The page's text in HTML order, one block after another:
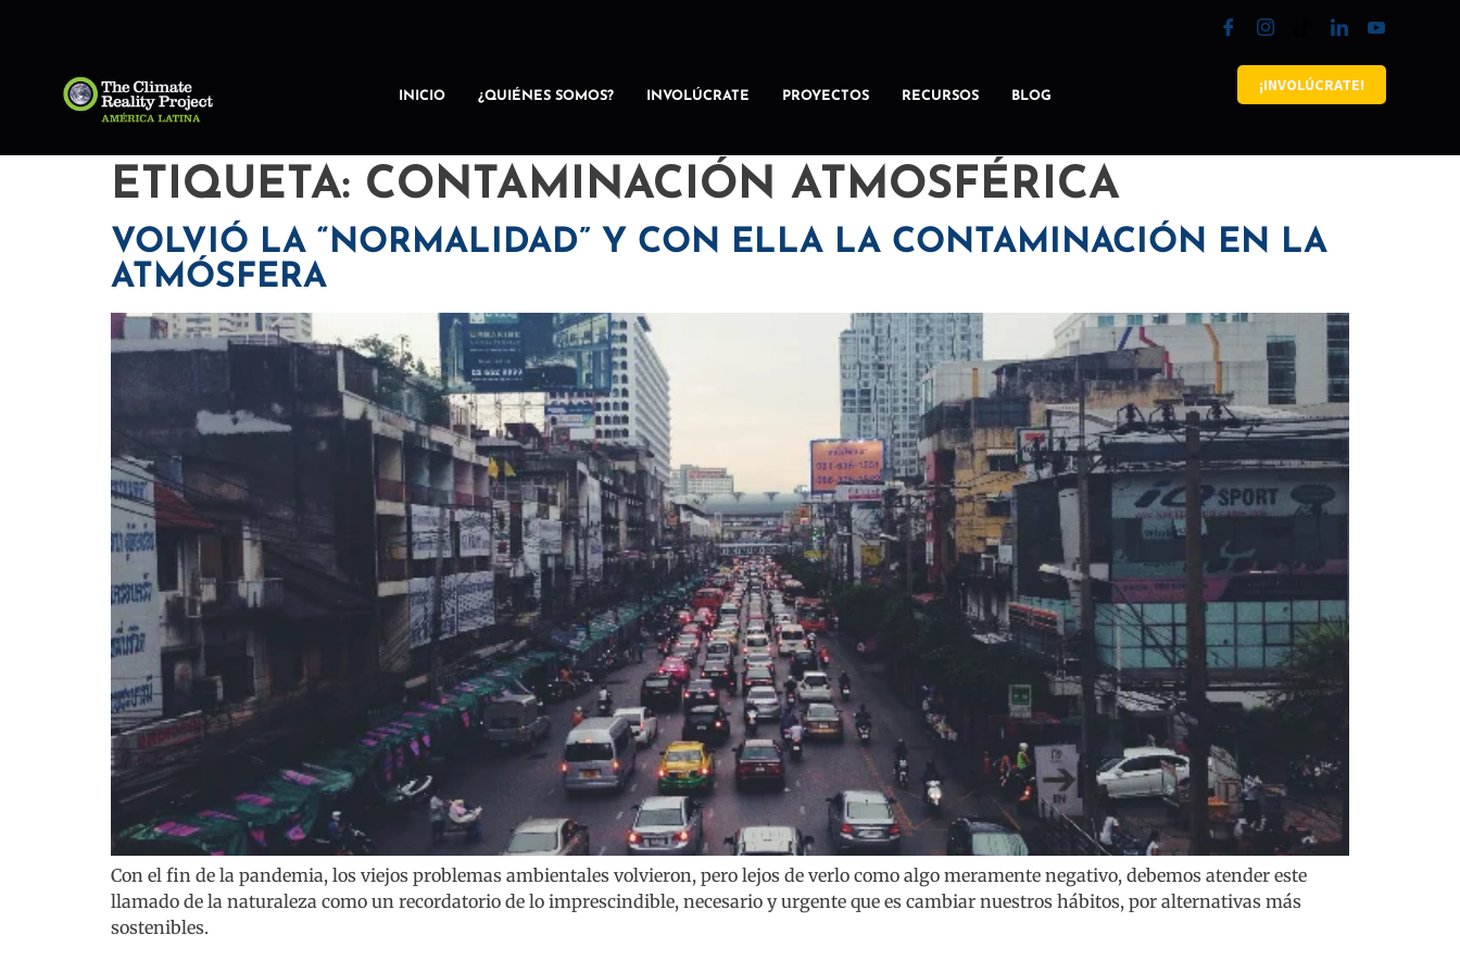
INICIO ¿QUIÉNES SOMOS? INVOLÚCRATE PROYECTOS RECURSOS BLOG
¡INVOLÚCRATE!
ETIQUETA: CONTAMINACIÓN ATMOSFÉRICA
VOLVIÓ LA “NORMALIDAD” Y CON ELLA LA CONTAMINACIÓN EN LA
ATMÓSFERA
Con el fin de la pandemia, los viejos problemas ambientales volvieron, pero lejos de verlo como algo meramente negativo, debemos atender este
llamado de la naturaleza como un recordatorio de lo imprescindible, necesario y urgente que es cambiar nuestros hábitos, por alternativas más
sostenibles.